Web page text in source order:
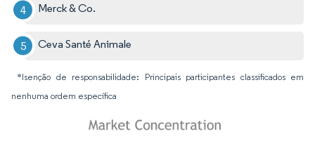
Merck & Co.
Ceva Santé Animale
*Isenção de responsabilidade: Principais participantes classificados em
nenhuma ordem específica